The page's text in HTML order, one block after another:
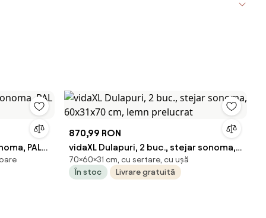
PAL
870,99 RON
vidaXL Dulapuri, 2 buc., stejar sonoma,
60x31x70 cm, lemn prelucrat
70×60×31 cm, cu sertare, cu ușă
În stoc
Livrare gratuită